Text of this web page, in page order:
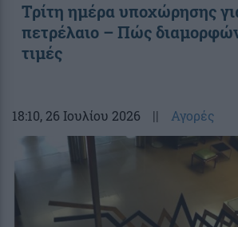
Τρίτη ημέρα υποχώρησης
πετρέλαιο – Πώς
τιμές
18:10, 26 Ιουλίου 2026 || Αγορές